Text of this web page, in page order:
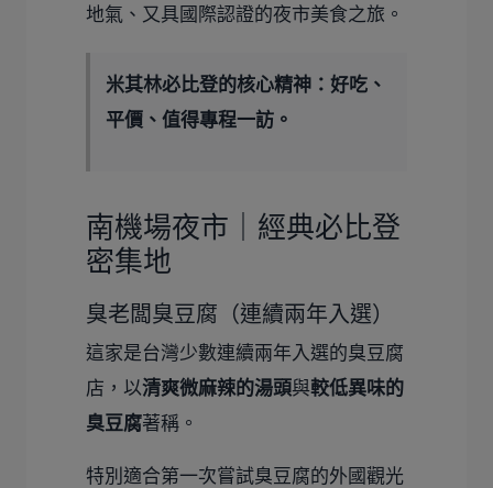
地氣、又具國際認證的夜市美食之旅。
米其林必比登的核心精神：好吃、
平價、值得專程一訪。
南機場夜市｜經典必比登
密集地
臭老闆臭豆腐（連續兩年入選）
這家是台灣少數連續兩年入選的臭豆腐
店，以清爽微麻辣的湯頭與較低異味的
臭豆腐著稱。
特別適合第一次嘗試臭豆腐的外國觀光